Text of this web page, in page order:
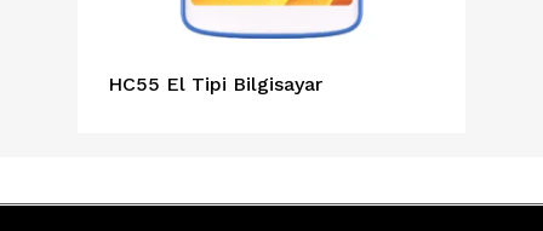
HC55 El Tipi Bilgisayar